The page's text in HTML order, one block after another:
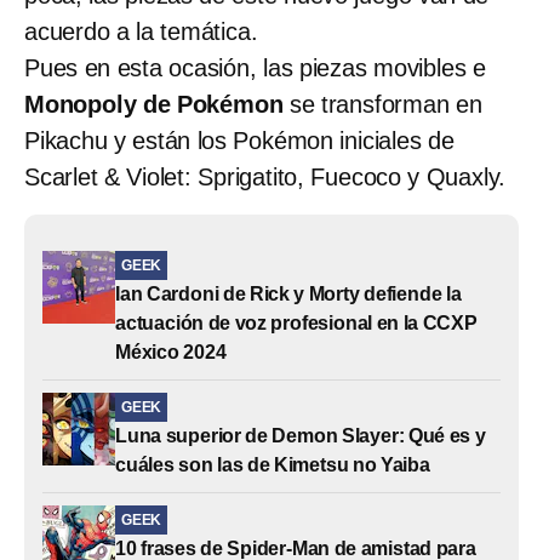
acuerdo a la temática.
Pues en esta ocasión, las piezas movibles e
Monopoly de Pokémon se transforman en
Pikachu y están los Pokémon iniciales de
Scarlet & Violet: Sprigatito, Fuecoco y Quaxly.
GEEK
Ian Cardoni de Rick y Morty defiende la
actuación de voz profesional en la CCXP
México 2024
GEEK
Luna superior de Demon Slayer: Qué es y
cuáles son las de Kimetsu no Yaiba
GEEK
10 frases de Spider-Man de amistad para